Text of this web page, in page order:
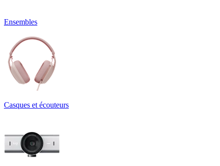
Ensembles
Casques et écouteurs